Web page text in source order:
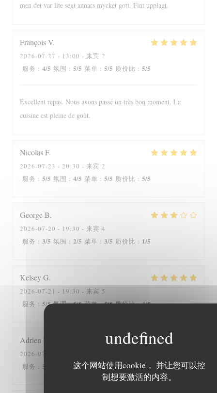
这个网站使用cookie， 并让您可以控
制想要激活的内容。
men det var lite segt annars mycket gott. Fint upplagt.
FrançoisV
2026-07-27 - 13:00 - 来宾 2
服务 : 4/5 氛围 : 5/5 菜单 : 5/5 质价比 : 5/5
Excellent repas. Nous avons passé un très bon moment. La
cuisine est pleine de goût.
NicolasF
2026-07-23 - 20:30 - 来宾 2
服务 : 5/5 氛围 : 4/5 菜单 : 5/5 质价比 : 5/5
GeorgeB
2026-07-20 - 19:30 - 来宾 4
服务 : 3/5 氛围 : 2/5 菜单 : 3/5 质价比 : 1/5
KelseyG
2026-07-21 - 19:30 - 来宾 5
服务 : 5/5 氛围: 5/5 菜单: 5/5 质价比: 4/5
Adrien H
2026-07-20
服务 : 5 5/5 菜单: 5/5 质价比: 5 /5